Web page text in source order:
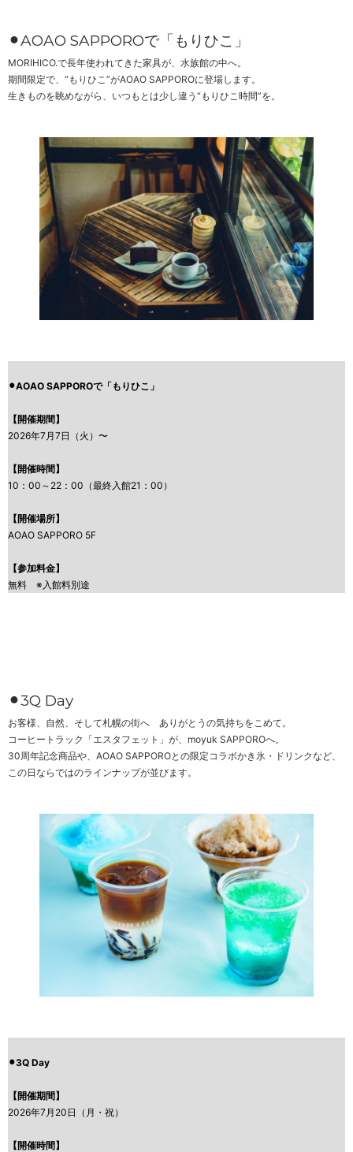
⚫︎AOAO SAPPOROで「もりひこ」
MORIHICO.で長年使われてきた家具が、水族館の中へ。
期間限定で、“もりひこ”がAOAO SAPPOROに登場します。
生きものを眺めながら、いつもとは少し違う“もりひこ時間”を。
⚫︎AOAO SAPPOROで「もりひこ」
【開催期間】
2026年7月7日（火）〜
【開催時間】
10：00～22：00（最終入館21：00）
【開催場所】
AOAO SAPPORO 5F
【参加料金】
無料 ※入館料別途
⚫︎3Q Day
お客様、自然、そして札幌の街へ ありがとうの気持ちをこめて。
コーヒートラック「エスタフェット」が、moyuk SAPPOROへ。
30周年記念商品や、AOAO SAPPOROとの限定コラボかき氷・ドリンクなど、
この日ならではのラインナップが並びます。
⚫︎3Q Day
【開催期間】
2026年7月20日（月・祝）
【開催時間】